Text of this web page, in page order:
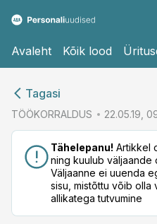
Avaleht Kõik lood
Tagasi
TÖÖKORRALDUS 22.05.19,
Tähelepanu! Artikkel
ning kuulub väljaande
Väljaanne ei uuenda
sisu, mistõttu võib olla
allikatega tutvumine